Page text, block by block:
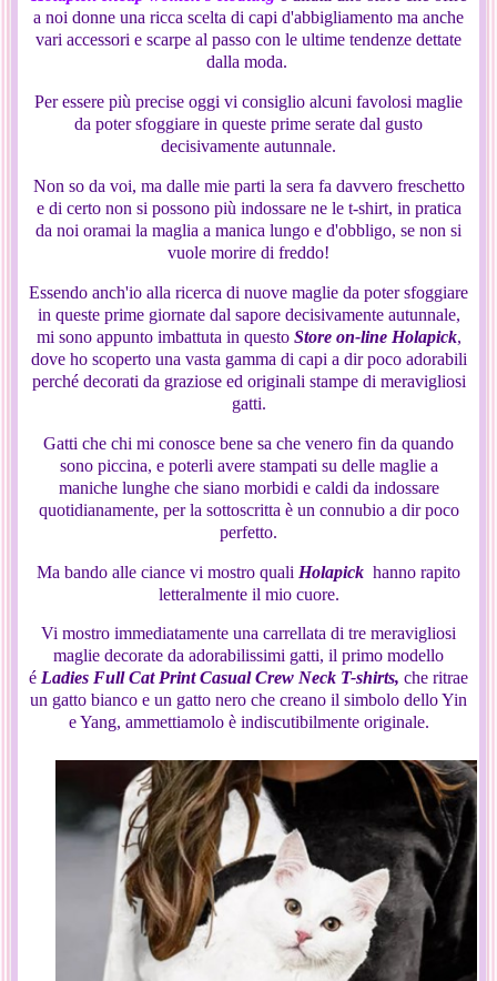
a noi donne una ricca scelta di capi d'abbigliamento ma anche
vari accessori e scarpe al passo con le ultime tendenze dettate
dalla moda.
Per essere più precise oggi vi consiglio alcuni favolosi maglie
da poter sfoggiare in queste prime serate dal gusto
decisivamente autunnale.
Non so da voi, ma dalle mie parti la sera fa davvero freschetto
e di certo non si possono più indossare ne le t-shirt, in pratica
da noi oramai la maglia a manica lungo e d'obbligo, se non si
vuole morire di freddo!
Essendo anch'io alla ricerca di nuove maglie da poter sfoggiare
in queste prime giornate dal sapore decisivamente autunnale,
mi sono appunto imbattuta in questo Store on-line Holapick,
dove ho scoperto una vasta gamma di capi a dir poco adorabili
perché decorati da graziose ed originali stampe di meravigliosi
gatti.
Gatti che chi mi conosce bene sa che venero fin da quando
sono piccina, e poterli avere stampati su delle maglie a
maniche lunghe che siano morbidi e caldi da indossare
quotidianamente, per la sottoscritta è un connubio a dir poco
perfetto.
Ma bando alle ciance vi mostro quali Holapick hanno rapito
letteralmente il mio cuore.
Vi mostro immediatamente una carrellata di tre meravigliosi
maglie decorate da adorabilissimi gatti, il primo modello
é Ladies Full Cat Print Casual Crew Neck T-shirts, che ritrae
un gatto bianco e un gatto nero che creano il simbolo dello Yin
e Yang, ammettiamolo è indiscutibilmente originale.